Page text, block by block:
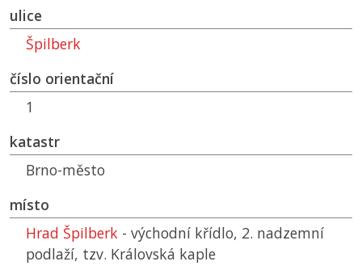
ulice
Špilberk
číslo orientační
1
katastr
Brno-město
místo
Hrad Špilberk - východní křídlo, 2. nadzemní
podlaží, tzv. Královská kaple